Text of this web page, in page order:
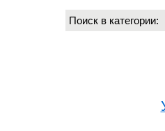
Поиск в